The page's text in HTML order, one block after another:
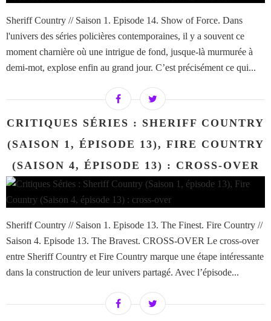
Sheriff Country // Saison 1. Episode 14. Show of Force. Dans
l'univers des séries policières contemporaines, il y a souvent ce
moment charnière où une intrigue de fond, jusque-là murmurée à
demi-mot, explose enfin au grand jour. C’est précisément ce qui...
CRITIQUES SÉRIES : SHERIFF COUNTRY
(SAISON 1, ÉPISODE 13), FIRE COUNTRY
(SAISON 4, ÉPISODE 13) : CROSS-OVER
Sheriff Country // Saison 1. Episode 13. The Finest. Fire Country //
Saison 4. Episode 13. The Bravest. CROSS-OVER Le cross-over
entre Sheriff Country et Fire Country marque une étape intéressante
dans la construction de leur univers partagé. Avec l’épisode...